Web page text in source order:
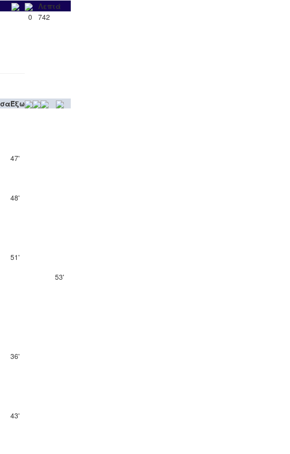
Λεπτά
0 742
Έξω
47'
48'
51'
53'
36'
43'